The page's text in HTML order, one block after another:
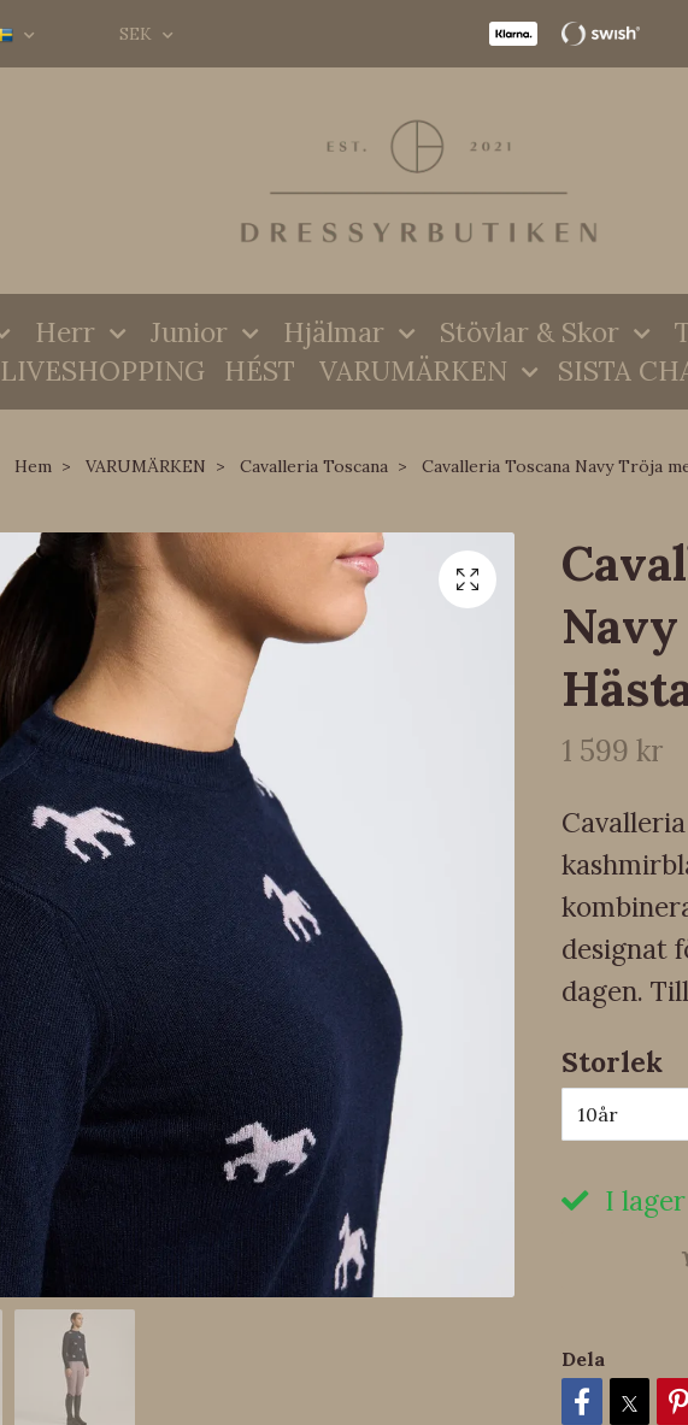
SEK
Herr Junior Hjälmar Stövlar & Skor
LIVESHOPPING HÉST VARUMÄRKEN SISTA
Hem VARUMÄRKEN Cavalleria Toscana Cavalleria Toscana Navy Tröja
1 599 kr
designat
dagen.
Storlek
10år
I lager
Dela